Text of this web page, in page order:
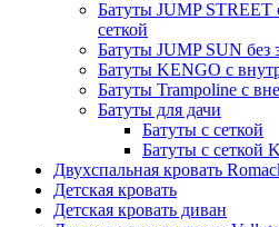
Батуты JUMP STREET
сеткой
Батуты JUMP SUN без
Батуты KENGO с
Батуты Trampoline с
Батуты для дачи
Батуты с сеткой
Батуты с сеткой
Двухспальная кровать
Детская кровать
Детская кровать диван